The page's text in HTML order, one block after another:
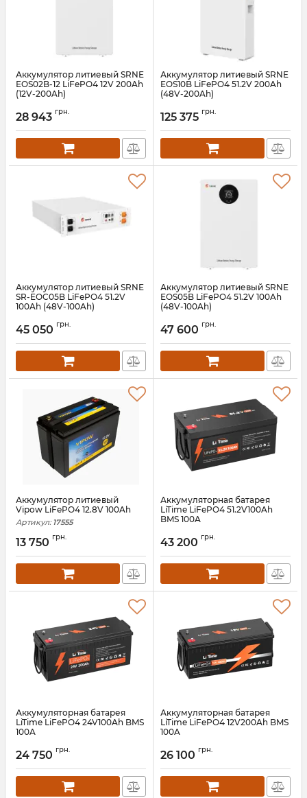
Аккумулятор литиевый SRNE
EOS02B-12 LiFePO4 12V 200Ah
(12V-200Ah)
28 943 грн.
Аккумулятор литиевый SRNE
EOS10B LiFePO4 51.2V 200Ah
(48V-200Ah)
125 375 грн.
Аккумулятор литиевый SRNE
SR-EOC05B LiFePO4 51.2V
100Ah (48V-100Ah)
45 050 грн.
Аккумулятор литиевый SRNE
EOS05B LiFePO4 51.2V 100Ah
(48V-100Ah)
47 600 грн.
Аккумулятор литиевый
Vipow LiFePO4 12.8V 100Ah
Артикул: 17555
13 750 грн.
Аккумуляторная батарея
LiTime LiFePO4 51.2V100Ah
BMS 100A
43 200 грн.
Аккумуляторная батарея
LiTime LiFePO4 24V100Ah BMS
100A
24 750 грн.
Аккумуляторная батарея
LiTime LiFePO4 12V200Ah BMS
100A
26 100 грн.